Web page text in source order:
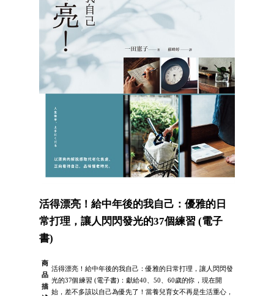
活得漂亮！給中年後的我自己：優雅的日
常打理，讓人閃閃發光的37個練習 (電子
書)
商
品
描
活得漂亮！給中年後的我自己：優雅的日常打理，讓人閃閃發
光的37個練習 (電子書)：獻給40、50、60歲的你，現在開
始，差不多該以自己為優先了！當養兒育女不再是生活重心，